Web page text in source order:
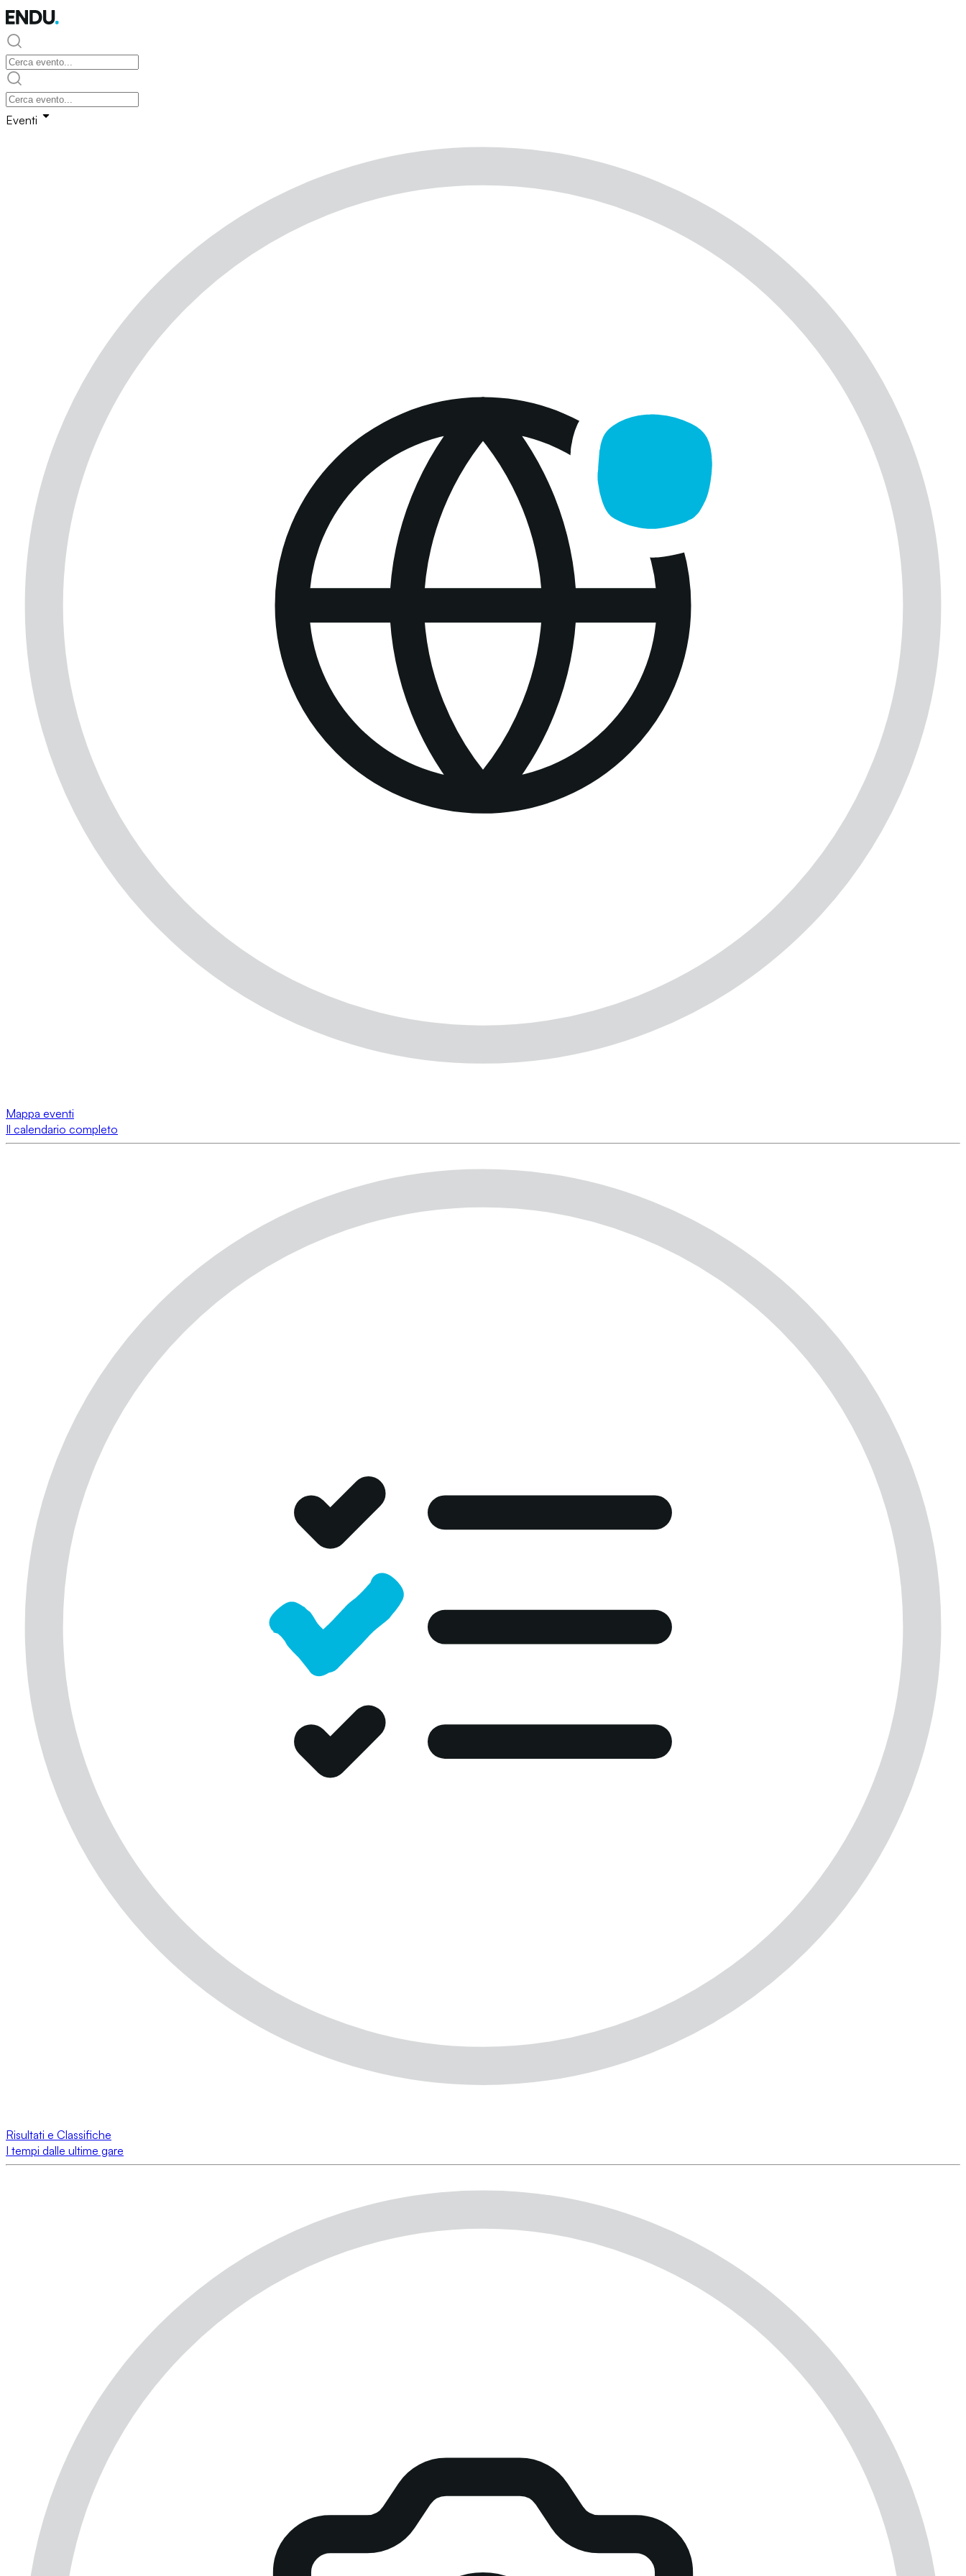
Eventi
Mappa eventi
Il calendario completo
Risultati e Classifiche
I tempi dalle ultime gare